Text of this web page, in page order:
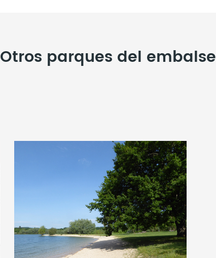
Otros parques del embalse